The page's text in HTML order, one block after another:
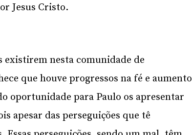
Jesus Cristo.
existirem nesta comunidade de
que houve progressos na fé e aumento
oportunidade para Paulo os apresentar
apesar das perseguições que tê